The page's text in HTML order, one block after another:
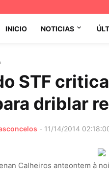
INICIO NOTICIAS
STF
driblar
- 11/14/2014
Calheiros anteontem à